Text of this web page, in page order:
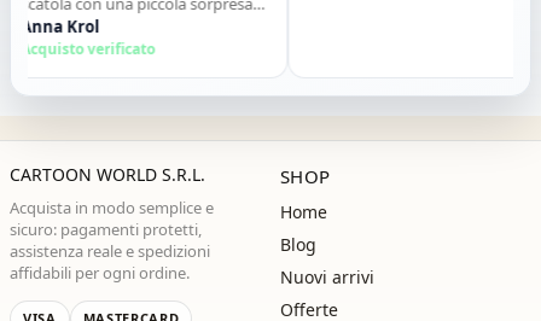
allinterno. Tutto perfetto. Lo
consiglio vivamente. Grazie ,alla
prossima!"
Anna Krol
Acquisto verificato
CARTOON WORLD S.R.L.
Acquista in modo semplice e
sicuro: pagamenti protetti,
assistenza reale e spedizioni
affidabili per ogni ordine.
SHOP
Home
Blog
Nuovi arrivi
Offerte